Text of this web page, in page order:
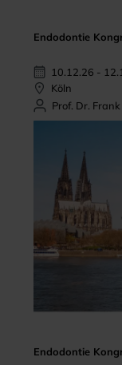
Endodontie
10.12.26 -
Köln
Prof. Dr.
Endodontie